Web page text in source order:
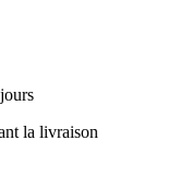
la livraison